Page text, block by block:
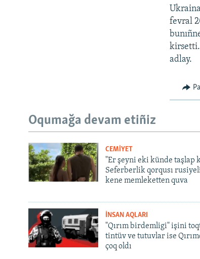
fevral
kirsetti.
adlay.
Oqumağa devam etiñiz
CEMİYET
"Er şeyni eki künde taşlap
Seferberlik qorqusı
kene memleketten quva
İNSAN AQLARI
"Qırım birdemligi" işini
tintüv ve tutuvlar ise
çoq oldı